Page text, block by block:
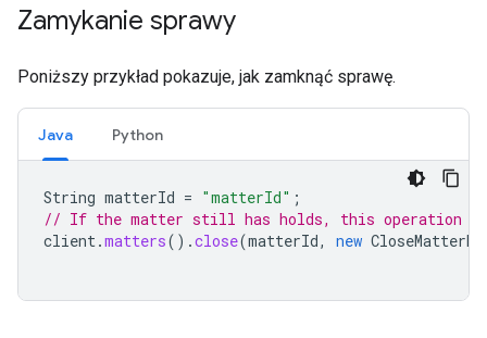
Zamykanie sprawy
Poniższy przykład pokazuje, jak zamknąć sprawę.
Java Python
String matterId = "matterId" ;
// If the matter still has holds, this operation
client.matters().close(matterId, new